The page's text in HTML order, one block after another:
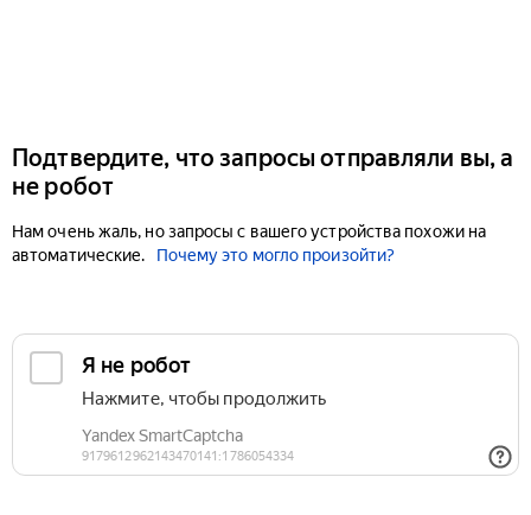
Подтвердите, что запросы отправляли вы, а
не робот
Нам очень жаль, но запросы с вашего устройства похожи на
автоматические.
Почему это могло произойти?